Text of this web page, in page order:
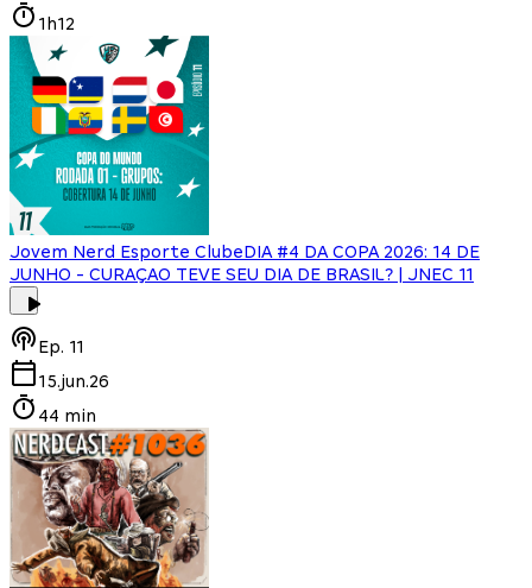
1h12
Jovem Nerd Esporte ClubeDIA #4 DA COPA 2026: 14 DE
JUNHO - CURAÇAO TEVE SEU DIA DE BRASIL? | JNEC 11
Ep. 11
15.jun.26
44 min